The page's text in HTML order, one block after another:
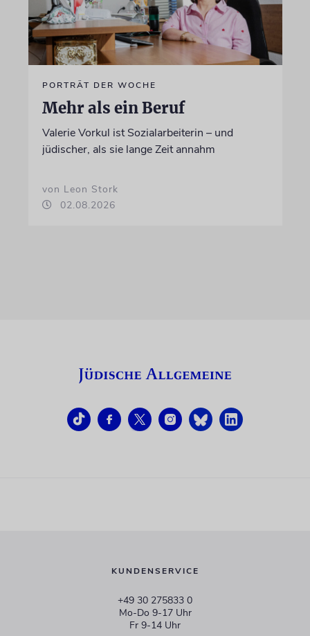
PORTRÄT DER WOCHE
Mehr als ein Beruf
Valerie Vorkul ist Sozialarbeiterin – und
jüdischer, als sie lange Zeit annahm
von Leon Stork
02.08.2026
KUNDENSERVICE
+49 30 275833 0
Mo-Do 9-17 Uhr
Fr 9-14 Uhr